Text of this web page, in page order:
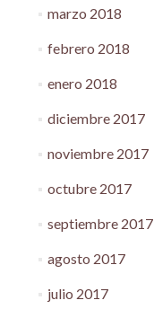
marzo 2018
febrero 2018
enero 2018
diciembre 2017
noviembre 2017
octubre 2017
septiembre 2017
agosto 2017
julio 2017